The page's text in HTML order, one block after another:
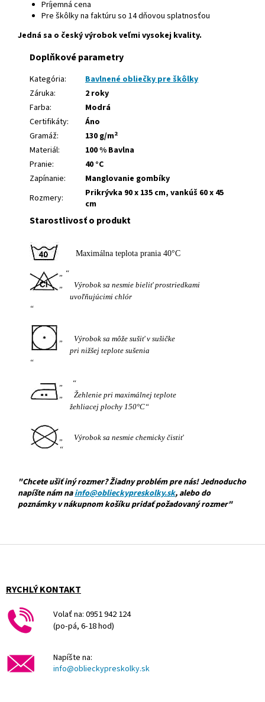
Príjemná cena
Pre škôlky na faktúru so 14 dňovou splatnosťou
Jedná sa o český výrobok veľmi vysokej kvality.
Doplňkové parametry
Kategória:
Bavlnené obliečky pre škôlky
Záruka:
2 roky
Farba:
Modrá
Certifikáty:
Áno
Gramáž:
130 g/m2
Materiál:
100 % Bavlna
Pranie:
40 °C
Zapínanie:
Manglovanie gombíky
Rozmery:
Prikrývka 90 x 135 cm, vankúš 60 x 45
cm
Starostlivosť o produkt
Maximálna teplota prania 40°C
Výrobok sa nesmie bieliť prostriedkami
uvoľňujúcimi chlór
Výrobok sa môže sušiť v sušičke
pri nižšej teplote sušenia
Žehlenie pri maximálnej teplote
žehliacej plochy 150°C
Výrobok sa nesmie chemicky čistiť
"Chcete ušiť iný rozmer? Žiadny problém pre nás! Jednoducho
napíšte nám nainfo@oblieckypreskolky.sk, alebo do
poznámky v nákupnom košíku pridať požadovaný rozmer"
Z
RYCHLÝ KONTAKT
Volať na: 0951 942 124
(po-pá, 6-18 hod)
Napíšte na:
info@oblieckypreskolky.sk